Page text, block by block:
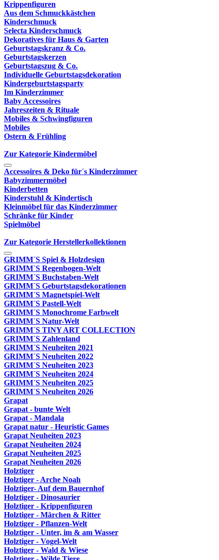
Krippenfiguren
Aus dem Schmuckkästchen
Kinderschmuck
Selecta Kinderschmuck
Dekoratives für Haus & Garten
Geburtstagskranz & Co.
Geburtstagskerzen
Geburtstagszug & Co.
Individuelle Geburtstagsdekoration
Kindergeburtstagsparty
Im Kinderzimmer
Baby Accessoires
Jahreszeiten & Rituale
Mobiles & Schwingfiguren
Mobiles
Ostern & Frühling
Zur Kategorie Kindermöbel
Accessoires & Deko für´s Kinderzimmer
Babyzimmermöbel
Kinderbetten
Kinderstuhl & Kindertisch
Kleinmöbel für das Kinderzimmer
Schränke für Kinder
Spielmöbel
Zur Kategorie Herstellerkollektionen
GRIMM´S Spiel & Holzdesign
GRIMM`S Regenbogen-Welt
GRIMM´S Buchstaben-Welt
GRIMM´S Geburtstagsdekorationen
GRIMM´S Magnetspiel-Welt
GRIMM´S Pastell-Welt
GRIMM´S Monochrome Farbwelt
GRIMM´S Natur-Welt
GRIMM´S TINY ART COLLECTION
GRIMM´S Zahlenland
GRIMM´S Neuheiten 2021
GRIMM´S Neuheiten 2022
GRIMM´S Neuheiten 2023
GRIMM´S Neuheiten 2024
GRIMM´S Neuheiten 2025
GRIMM´S Neuheiten 2026
Grapat
Grapat - bunte Welt
Grapat - Mandala
Grapat natur - Heuristic Games
Grapat Neuheiten 2023
Grapat Neuheiten 2024
Grapat Neuheiten 2025
Grapat Neuheiten 2026
Holztiger
Holztiger - Arche Noah
Holztiger- Auf dem Bauernhof
Holztiger - Dinosaurier
Holztiger - Krippenfiguren
Holztiger - Märchen & Ritter
Holztiger - Pflanzen-Welt
Holztiger - Unter, im & am Wasser
Holztiger - Vogel-Welt
Holztiger - Wald & Wiese